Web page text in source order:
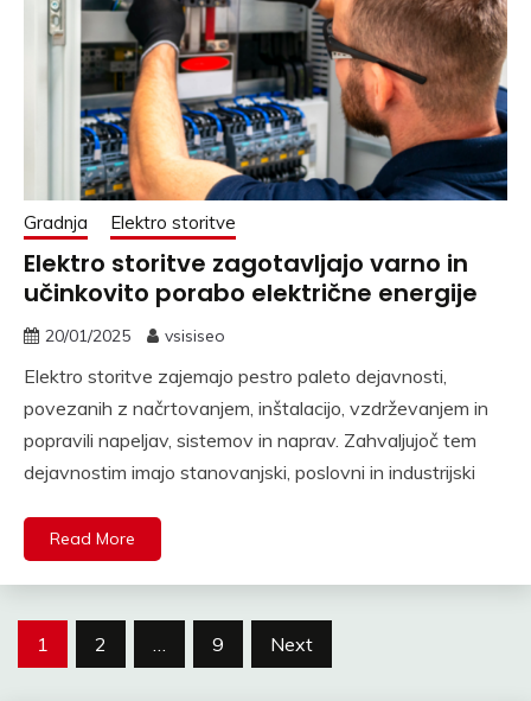
Gradnja Elektro storitve
Elektro storitve zagotavljajo varno in
učinkovito porabo električne energije
20/01/2025 vsisiseo
Elektro storitve zajemajo pestro paleto dejavnosti,
povezanih z načrtovanjem, inštalacijo, vzdrževanjem in
popravili napeljav, sistemov in naprav. Zahvaljujoč tem
dejavnostim imajo stanovanjski, poslovni in industrijski
Read More
Posts
1 2 … 9 Next